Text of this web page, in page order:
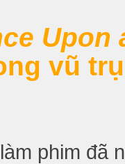
Upon
vũ
phim đã